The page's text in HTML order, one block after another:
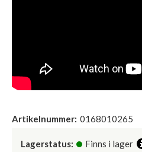
Artikelnummer: 0168010265
Lagerstatus: Finns i lager